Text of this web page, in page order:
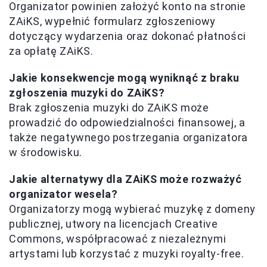
Organizator powinien założyć konto na stronie
ZAiKS, wypełnić formularz zgłoszeniowy
dotyczący wydarzenia oraz dokonać płatności
za opłatę ZAiKS.
Jakie konsekwencje mogą wyniknąć z braku
zgłoszenia muzyki do ZAiKS?
Brak zgłoszenia muzyki do ZAiKS może
prowadzić do odpowiedzialności finansowej, a
także negatywnego postrzegania organizatora
w środowisku.
Jakie alternatywy dla ZAiKS może rozważyć
organizator wesela?
Organizatorzy mogą wybierać muzykę z domeny
publicznej, utwory na licencjach Creative
Commons, współpracować z niezależnymi
artystami lub korzystać z muzyki royalty-free.